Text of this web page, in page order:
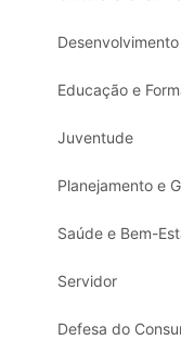
Educação e
Juventude
Planejamento e
Saúde e Bem-
Servidor
Defesa do